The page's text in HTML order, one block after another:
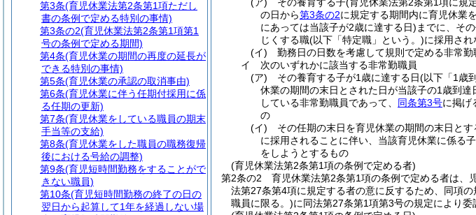
の日から第3条の2に規定する期間内に育児休業
にあっては当該子が2歳に達する日) までに、そ
じくする職(以下「特定職」という。)に採用さ
(イ)
勤務日の日数を考慮して規則で定める非常勤
イ
次のいずれかに該当する非常勤職員
(ア)
その養育する子が1歳に達する日(以下「1歳
休業の期間の末日とされた日が当該子の1歳到
している非常勤職員であって、 同条第3号に掲げ
の
(イ)
その任期の末日を育児休業の期間の末日と
に採用されることに伴い、当該育児休業に係る
をしようとするもの
(育児休業法第2条第1項の条例で定める者)
第2条の2
育児休業法第2条第1項の条例で定める者は、
法第27条第4項に規定する者の意に反するため、同項
職員に限る。)に同法第27条第1項第3号の規定により委
第3条(育児休業法第2条第1項ただし
書の条例で定める特別の事情)
第3条の2(育児休業法第2条第1項第1
号の条例で定める期間)
第4条(育児休業の期間の再度の延長が
できる特別の事情)
第5条(育児休業の承認の取消事由)
第6条(育児休業に伴う任期付採用に係
る任期の更新)
第7条(育児休業をしている職員の期末
手当等の支給)
第8条(育児休業をした職員の職務復帰
後における号給の調整)
第9条(育児短時間勤務をすることがで
きない職員)
第10条(育児短時間勤務の終了の日の
翌日から起算して1年を経過しない場